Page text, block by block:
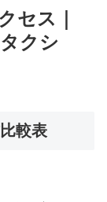
セス｜
クシ
較表